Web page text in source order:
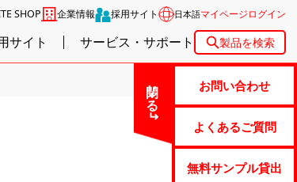
SHOP 企業情報 採用サイト 日本語マイページログイン
サイト サービス・サポート 製品を検索
閉じる お問い合わせ
よくあるご質問
無料サンプル貸出